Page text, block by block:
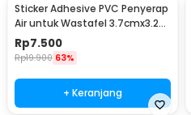
Sticker Adhesive PVC Penyerap
Air untuk Wastafel 3.7cmx3.2M
- CN1222
Rp7.500
Rp19.900 63%
+ Keranjang